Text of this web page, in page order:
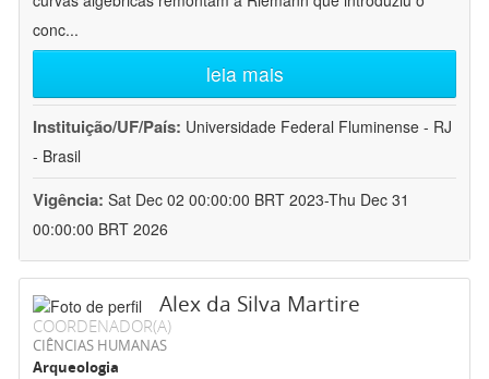
conc...
leia mais
Instituição/UF/País: Universidade Federal Fluminense - RJ
- Brasil
Vigência: Sat Dec 02 00:00:00 BRT 2023-Thu Dec 31
00:00:00 BRT 2026
Alex da Silva Martire
COORDENADOR(A)
CIÊNCIAS HUMANAS
Arqueologia